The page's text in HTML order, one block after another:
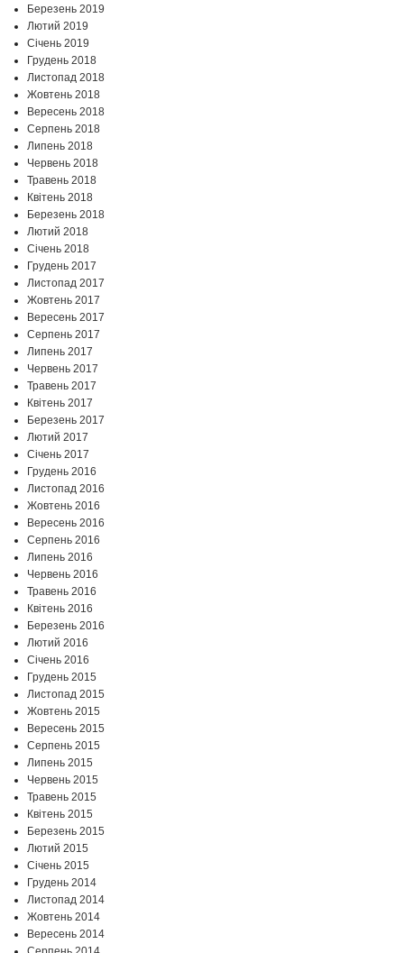
Березень 2019
Лютий 2019
Січень 2019
Грудень 2018
Листопад 2018
Жовтень 2018
Вересень 2018
Серпень 2018
Липень 2018
Червень 2018
Травень 2018
Квітень 2018
Березень 2018
Лютий 2018
Січень 2018
Грудень 2017
Листопад 2017
Жовтень 2017
Вересень 2017
Серпень 2017
Липень 2017
Червень 2017
Травень 2017
Квітень 2017
Березень 2017
Лютий 2017
Січень 2017
Грудень 2016
Листопад 2016
Жовтень 2016
Вересень 2016
Серпень 2016
Липень 2016
Червень 2016
Травень 2016
Квітень 2016
Березень 2016
Лютий 2016
Січень 2016
Грудень 2015
Листопад 2015
Жовтень 2015
Вересень 2015
Серпень 2015
Липень 2015
Червень 2015
Травень 2015
Квітень 2015
Березень 2015
Лютий 2015
Січень 2015
Грудень 2014
Листопад 2014
Жовтень 2014
Вересень 2014